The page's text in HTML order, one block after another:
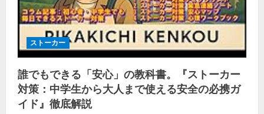
極
め
の
詳
細
を
ご
く
だ
さ
い
ストーカー
誰でもできる「安心」の教科書。『ストーカー
対策：中学生から大人まで使える安全の必携ガ
イド』徹底解説